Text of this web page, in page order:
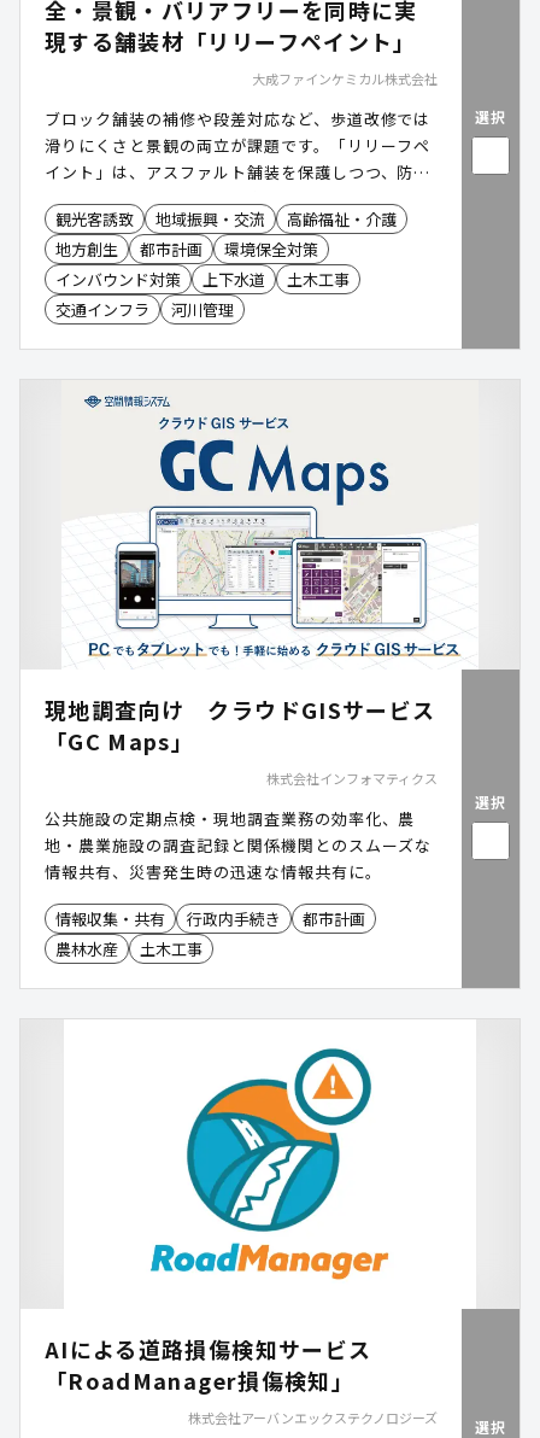
全・景観・バリアフリーを同時に実
現する舗装材「リリーフペイント」
大成ファインケミカル株式会社
ブロック舗装の補修や段差対応など、歩道改修では
滑りにくさと景観の両立が課題です。「リリーフペ
イント」は、アスファルト舗装を保護しつつ、防滑
性とデザイン性を短工期で実現する舗装工法。高い
耐候性とほとんど段差のない仕上げで転倒リスクと
維持コストを同時に軽減します。公園・歩道・公共
施設など、幅広い場所で導入が進む安全で美しい舗
装技術です。
観光客誘致 地域振興・交流
高齢福祉・介護
地方創生
都市計画
環境保全対策
インバウンド対策
上下水道
土木工事
交通インフラ
河川管理
選択
現地調査向け クラウドGISサービス
「GC Maps」
株式会社インフォマティクス
公共施設の定期点検・現地調査業務の効率化、農
地・農業施設の調査記録と関係機関とのスムーズな
情報共有、災害発生時の迅速な情報共有に。
情報収集・共有 行政内手続き
都市計画
農林水産
土木工事
選択
AIによる道路損傷検知サービス
「RoadManager損傷検知」
株式会社アーバンエックステクノロジーズ 選択